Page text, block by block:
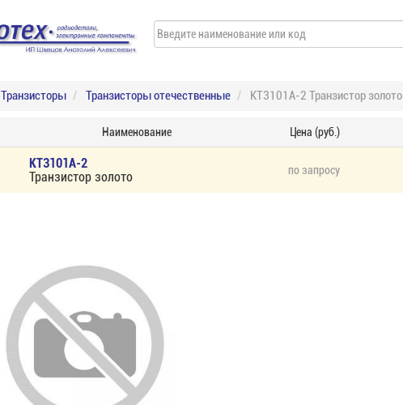
Транзисторы Транзисторы отечественные КТ3101А-2 Транзистор золото
Наименование Цена (руб.)
КТ3101А-2
Транзистор золото
по запросу